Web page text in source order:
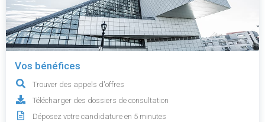
Vos bénéfices
Trouver des appels d'offres
Télécharger des dossiers de consultation
Déposez votre candidature en 5 minutes